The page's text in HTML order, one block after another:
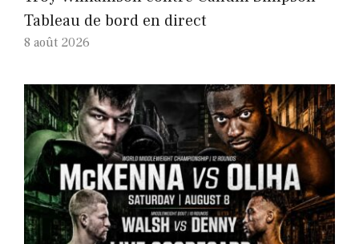
Tableau de bord en direct
8 août 2026